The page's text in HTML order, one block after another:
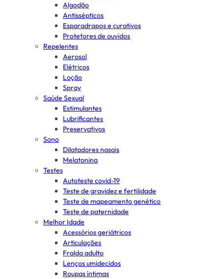
Algodão
Antissépticos
Esparadrapos e curativos
Protetores de ouvidos
Repelentes
Aerosol
Elétricos
Loção
Spray
Saúde Sexual
Estimulantes
Lubrificantes
Preservativos
Sono
Dilatadores nasais
Melatonina
Testes
Autoteste covid-19
Teste de gravidez e fertilidade
Teste de mapeamento genético
Teste de paternidade
Melhor Idade
Acessórios geriátricos
Articulações
Fralda adulto
Lenços umidecidos
Roupas íntimas